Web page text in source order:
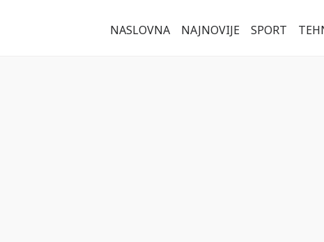
NASLOVNA NAJNOVIJE SPORT